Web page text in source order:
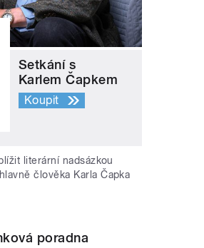
Setkání s
Karlem Čapkem
Koupit
literární nadsázkou
člověka Karla Čapka
poradna